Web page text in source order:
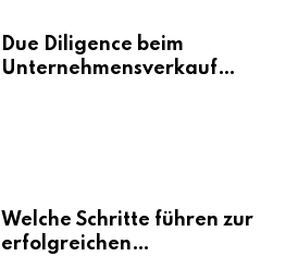
Due Diligence beim
Unternehmensverkauf
Welche Schritte führen zur
erfolgreichen